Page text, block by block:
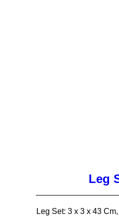
Leg
Leg Set: 3 x 3 x 43